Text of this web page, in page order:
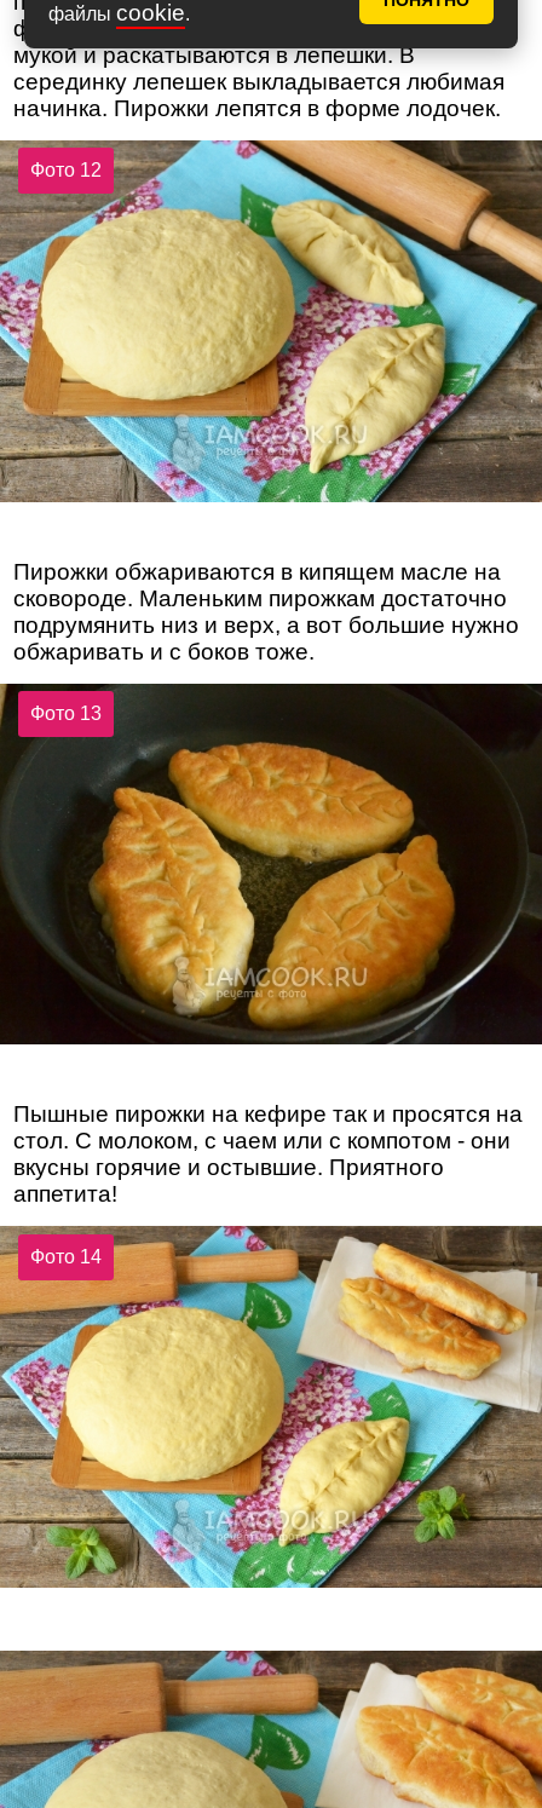
файлы cookie.
формируются шарики. Шарики обсыпаются
мукой и раскатываются в лепешки. В
серединку лепешек выкладывается любимая
начинка. Пирожки лепятся в форме лодочек.
Фото 12
Пирожки обжариваются в кипящем масле на
сковороде. Маленьким пирожкам достаточно
подрумянить низ и верх, а вот большие нужно
обжаривать и с боков тоже.
Фото 13
Пышные пирожки на кефире так и просятся на
стол. С молоком, с чаем или с компотом - они
вкусны горячие и остывшие. Приятного
аппетита!
Фото 14